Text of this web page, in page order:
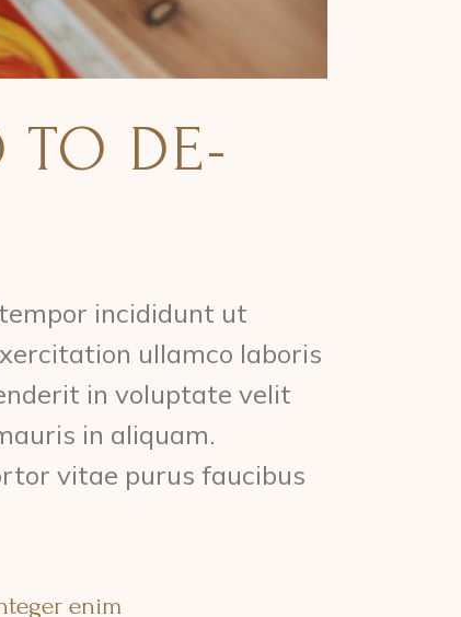
TO DE-
incididunt ut
ullamco laboris
in voluptate velit
in aliquam.
vitae purus faucibus
enim